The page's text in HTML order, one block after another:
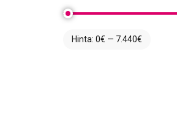
Hinta: 0€ — 7.440€